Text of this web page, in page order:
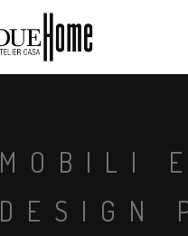
MOBILI
DESIGN